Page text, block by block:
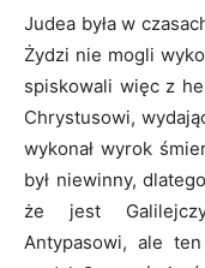
Judea była w
Żydzi nie mogli
spiskowali więc z
Chrystusowi,
wykonał wyrok
był niewinny,
że jest
Antypasowi, ale